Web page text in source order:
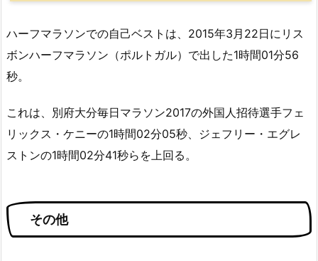
ハーフマラソンでの自己ベストは、2015年3月22日にリス
ボンハーフマラソン（ポルトガル）で出した1時間01分56
秒。
これは、別府大分毎日マラソン2017の外国人招待選手フェ
リックス・ケニーの1時間02分05秒、ジェフリー・エグレ
ストンの1時間02分41秒らを上回る。
その他